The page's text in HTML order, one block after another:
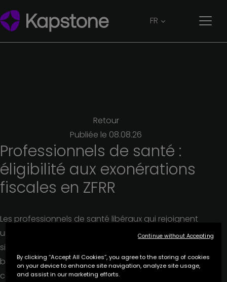
FR
Retour
Publiée le 08.08.26
Professionnels de santé :
éligibilité aux exonérations
fiscales en ZFRR
Les professionnels de santé libéraux qui rejoignent
une maison de santé pluriprofessionnelle (MSP)
située en ZFRR ou en ZFRR+ peuvent, en principe,
bénéficier du dispositif d’exonération fiscale
correspondant.
By clicking “Accept All Cookies”, you agree to the storing of cookies
on your device to enhance site navigation, analyze site usage,
and assist in our marketing efforts.
Continue without Accepting